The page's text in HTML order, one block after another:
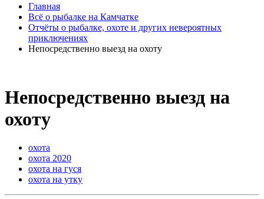
Главная
Всё о рыбалке на Камчатке
Отчёты о рыбалке, охоте и других невероятных
приключениях
Непосредственно выезд на охоту
Непосредственно выезд на
охоту
охота
охота 2020
охота на гуся
охота на утку